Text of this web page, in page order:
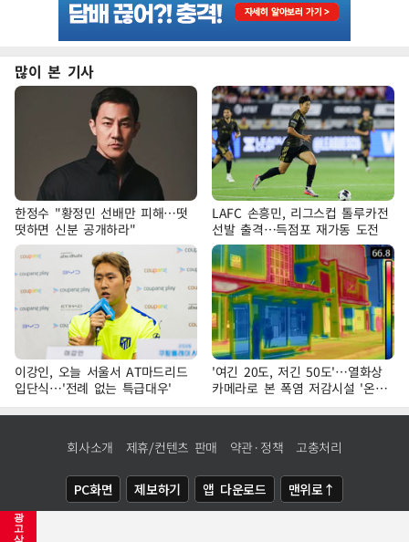
광
고
삭
많이 본 기사
한정수 "황정민 선배만 피해…떳
떳하면 신분 공개하라"
LAFC 손흥민, 리그스컵 톨루카전
선발 출격…득점포 재가동 도전
이강인, 오늘 서울서 AT마드리드
입단식…'전례 없는 특급대우'
'여긴 20도, 저긴 50도'…열화상
카메라로 본 폭염 저감시설 '온도
차'
회사소개 제휴/컨텐츠 판매 약관·정책 고충처리
PC화면 제보하기 앱 다운로드 맨위로↑